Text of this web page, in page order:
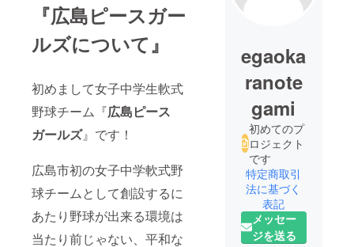
『広島ピースガー
ルズについて』
初めまして女子中学生軟式
野球チーム『広島ピース
ガールズ』です！
広島市初の女子中学軟式野
球チームとして創設するに
あたり野球が出来る環境は
当たり前じゃない、平和な
egaoka
ranote
gami
初めてのプ
ロジェクト
です
特定商取引
法に基づく
表記
メッセー
ジを送る